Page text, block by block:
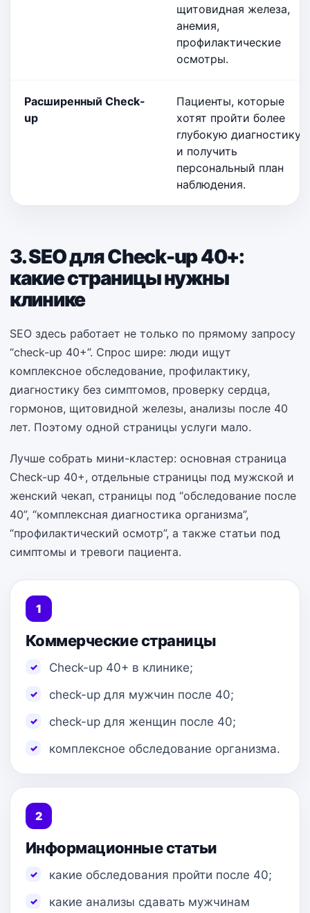
щитовидная железа,
анемия,
профилактические
осмотры.
Расширенный Check-
up
Пациенты, которые
хотят пройти более
глубокую диагностику
и получить
персональный план
наблюдения.
3. SEO для Check-up 40+:
какие страницы нужны
клинике
SEO здесь работает не только по прямому запросу
“check-up 40+”. Спрос шире: люди ищут
комплексное обследование, профилактику,
диагностику без симптомов, проверку сердца,
гормонов, щитовидной железы, анализы после 40
лет. Поэтому одной страницы услуги мало.
Лучше собрать мини-кластер: основная страница
Check-up 40+, отдельные страницы под мужской и
женский чекап, страницы под “обследование после
40”, “комплексная диагностика организма”,
“профилактический осмотр”, а также статьи под
симптомы и тревоги пациента.
1
Коммерческие страницы
Check-up 40+ в клинике;
check-up для мужчин после 40;
check-up для женщин после 40;
комплексное обследование организма.
2
Информационные статьи
какие обследования пройти после 40;
какие анализы сдавать мужчинам